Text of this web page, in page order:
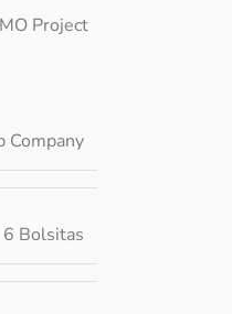
Project
Company
6 Bolsitas